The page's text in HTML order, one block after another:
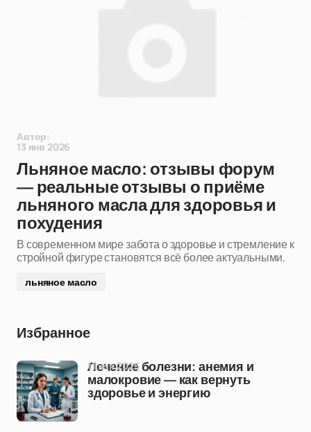
Автор:
13 янв 2026
Льняное масло: отзывы форум
— реальные отзывы о приёме
льняного масла для здоровья и
похудения
В современном мире забота о здоровье и стремление к
стройной фигуре становятся всё более актуальными.
льняное масло
Избранное
Лечение болезни: анемия и
малокровие — как вернуть
здоровье и энергию
11 ноя 2025